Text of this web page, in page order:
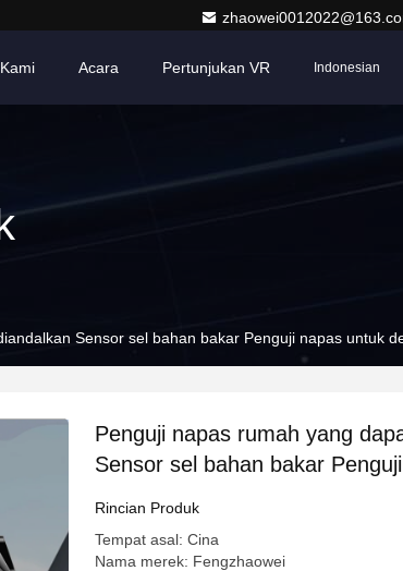
Acara Pertunjukan VR Indonesian
Sensor sel bahan bakar Penguji napas untuk
Penguji napas rumah yang
Sensor sel bahan bakar
Rincian Produk
Tempat asal: Cina
Nama merek: Fengzhaowei